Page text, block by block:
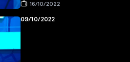
16/10/2022
09/10/2022